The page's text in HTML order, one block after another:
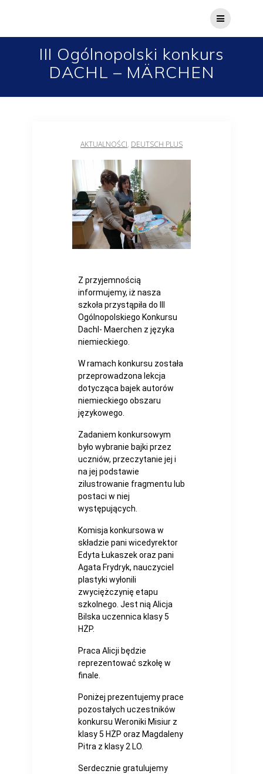
III Ogólnopolski konkurs
DACHL – MÄRCHEN
AKTUALNOŚCI, DEUTSCH PLUS
Z przyjemnością
informujemy, iż nasza
szkoła przystąpiła do III
Ogólnopolskiego Konkursu
Dachl- Maerchen z języka
niemieckiego.
W ramach konkursu została
przeprowadzona lekcja
dotycząca bajek autorów
niemieckiego obszaru
językowego.
Zadaniem konkursowym
było wybranie bajki przez
uczniów, przeczytanie jej i
na jej podstawie
zilustrowanie fragmentu lub
postaci w niej
występujących.
Komisja konkursowa w
składzie pani wicedyrektor
Edyta Łukaszek oraz pani
Agata Frydryk, nauczyciel
plastyki wyłonili
zwyciężczynię etapu
szkolnego. Jest nią Alicja
Bilska uczennica klasy 5
HŻP.
Praca Alicji będzie
reprezentować szkołę w
finale.
Poniżej prezentujemy prace
pozostałych uczestników
konkursu Weroniki Misiur z
klasy 5 HŻP oraz Magdaleny
Pitra z klasy 2 LO.
Serdecznie gratulujemy